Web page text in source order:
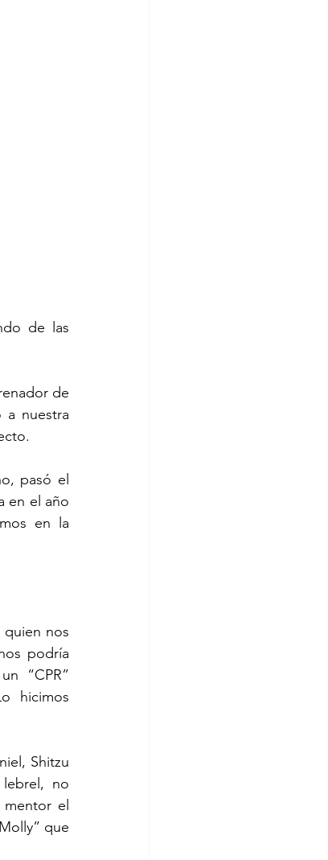
de las
de
a nuestra
pasó el
en el año
en la
quien nos
podría
“CPR”
hicimos
Shitzu
no
el
que